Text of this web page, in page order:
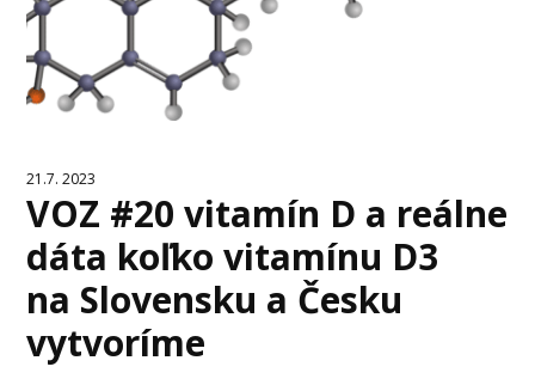
21.7. 2023
VOZ #20 vitamín D a reálne
dáta koľko vitamínu D3
na Slovensku a Česku
vytvoríme